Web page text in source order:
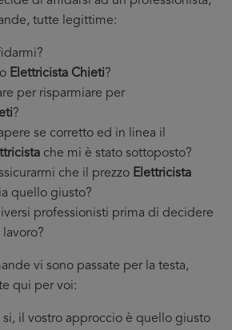
tutte legittime:
Elettricista Chieti?
per risparmiare per
?
se corretto ed in linea il
che mi è stato sottoposto?
che il prezzo Elettricista
quello giusto?
professionisti prima di decidere
vi sono passate per la testa,
qui per voi:
si, il vostro approccio è quello giusto